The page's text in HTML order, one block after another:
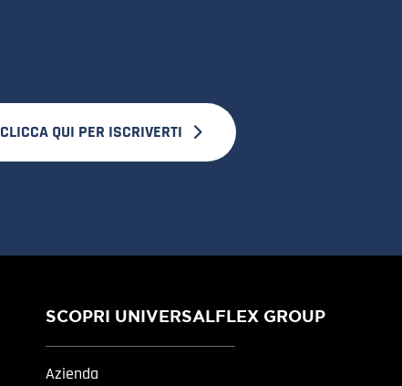
CLICCA QUI PER ISCRIVERTI
SCOPRI UNIVERSALFLEX GROUP
Azienda